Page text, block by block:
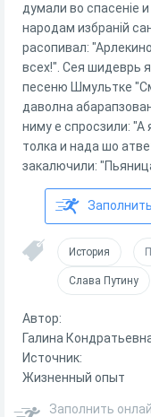
думали во спасенiе
народам избранiй
расопивал:
всех!". Сея шидеврь
песеню Шмультке
даволна
ниму е спросзили: "А
толка и нада шо
закалючили:
История
Слава Путину
Автор:
Галина
Источник:
Жизненный опыт
Заполнить